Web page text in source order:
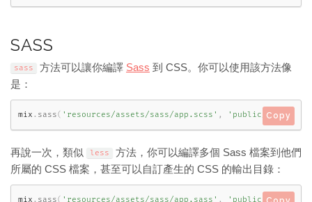
SASS
sass 方法可以讓你編譯 Sass 到 CSS。你可以使用該方法像
是：
mix . sass( 'resources/assets/sass/app.scss' , 'public/css')
Copy
再說一次，類似 less
方法，你可以編譯多個 Sass 檔案到他們
所屬的 CSS 檔案，甚至可以自訂產生的 CSS 的輸出目錄：
mix . sass( 'resources/assets/sass/app.sass' , 'public/css')